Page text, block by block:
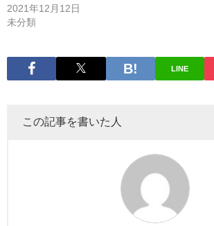
2021年12月12日
未分類
LINE
この記事を書いた人